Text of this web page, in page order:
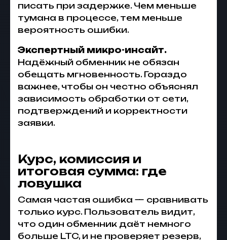
писать при задержке. Чем меньше
тумана в процессе, тем меньше
вероятность ошибки.
Экспертный микро-инсайт.
Надёжный обменник не обязан
обещать мгновенность. Гораздо
важнее, чтобы он честно объяснял
зависимость обработки от сети,
подтверждений и корректности
заявки.
Курс, комиссия и
итоговая сумма: где
ловушка
Самая частая ошибка — сравнивать
только курс. Пользователь видит,
что один обменник даёт немного
больше LTC, и не проверяет резерв,